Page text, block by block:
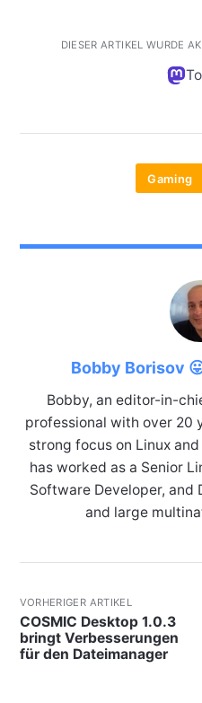
DIESER ARTIKEL WURDE
Gaming
Bobby Borisov
Bobby, an editor-in-
professional with over 20
strong focus on Linux
has worked as a Senior
Software Developer, and
and large
VORHERIGER ARTIKEL
COSMIC Desktop 1.0.3
bringt Verbesserungen
für den Dateimanager